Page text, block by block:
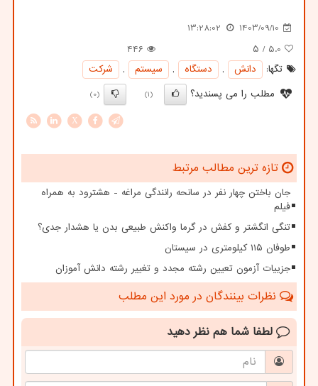
1403/09/10
13:28:02
5.0 / ۵
446
تگها:
دانش , دستگاه , سیستم ,
شركت
مطلب را می پسندید؟
(1)
(0)
X
تازه ترین مطالب مرتبط
جان باختن چهار نفر در سانحه رانندگی مراغه - هشترود به همراه
فیلم
تنگی انگشتر و کفش در گرما واکنش طبیعی بدن یا هشدار جدی؟
طوفان ۱۱۵ کیلومتری در سیستان
جزییات آزمون تعیین رشته مجدد و تغییر رشته دانش آموزان
نظرات بینندگان در مورد این مطلب
لطفا شما هم نظر دهید